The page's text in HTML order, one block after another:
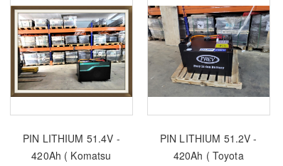
PIN LITHIUM 51.4V -
420Ah ( Komatsu
PIN LITHIUM 51.2V -
420Ah ( Toyota